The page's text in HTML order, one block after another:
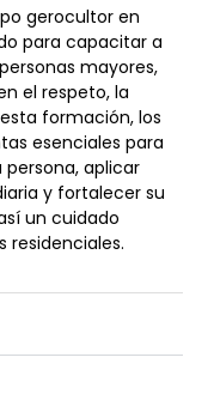
gerocultor en
para capacitar a
mayores,
el respeto, la
formación, los
esenciales para
aplicar
y fortalecer su
un cuidado
residenciales.